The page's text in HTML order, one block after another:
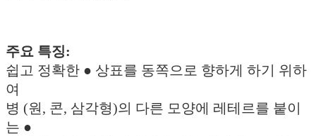
주요 특징:
쉽고 정확한 ● 상표를 동쪽으로 향하게 하기 위하
여
병 (원, 콘, 삼각형)의 다른 모양에 레테르를 붙이
는 ●